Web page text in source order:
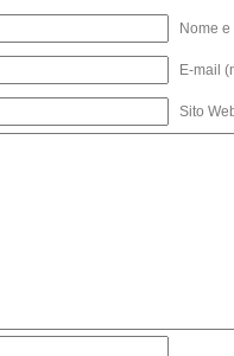
Nome
E-mail
Sito